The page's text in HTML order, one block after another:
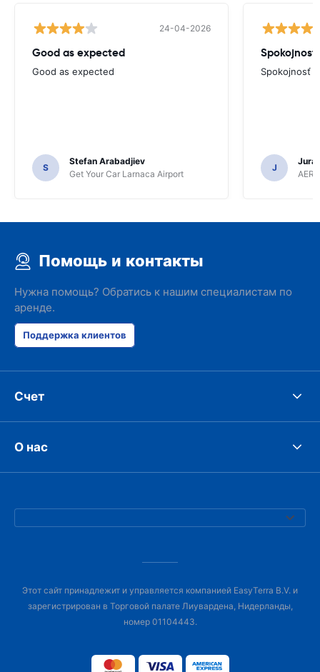
24-04-2026
Good as expected
Good as expected
S
Stefan Arabadjiev
Get Your Car Larnaca Airport
Spokojnosť
Spokojnosť
J
Juraj
Помощь и контакты
Нужна помощь? Обратись к нашим специалистам по
аренде.
Поддержка клиентов
Счет
О нас
Этот сайт принадлежит и управляется компанией EasyTerra B.V. и
зарегистрирован в Торговой палате Лиувардена, Нидерланды,
номер 01104443.